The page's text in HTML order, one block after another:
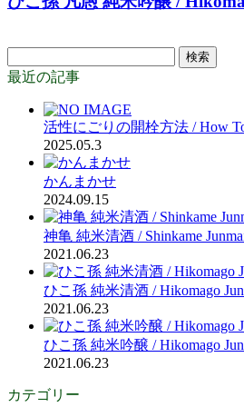
索:
最近の記事
活性にごりの開栓方法 / How
2025.05.3
かんまかせ
2024.09.15
神亀 純米清酒 / Shinkame
2021.06.23
ひこ孫 純米清酒 / Hikomago
2021.06.23
ひこ孫 純米吟醸 / Hikomago
2021.06.23
カテゴリー